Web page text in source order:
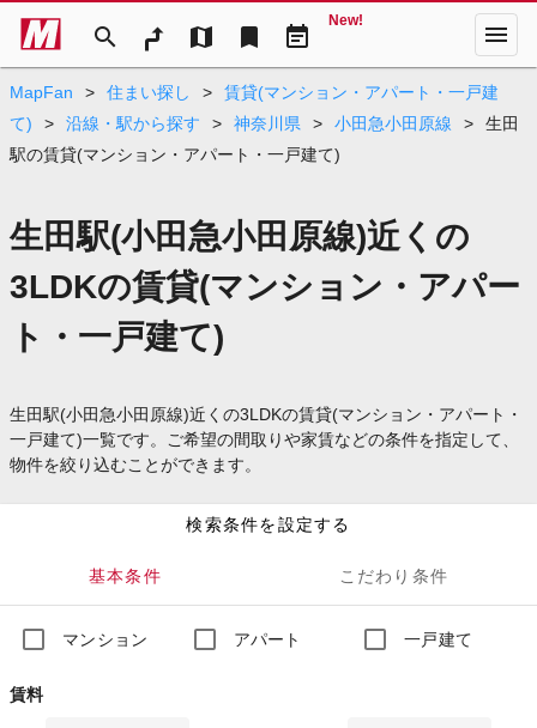
search map bookmark event_note
New! menu
MapFan > 住まい探し >
賃貸(マンション・アパート・一戸建
て)
> 沿線・駅から探す > 神奈川県 > 小田急小田原線 >
生田
駅の賃貸(マンション・アパート・一戸建て)
生田駅(小田急小田原線)近くの
3LDKの賃貸(マンション・アパー
ト・一戸建て)
生田駅(小田急小田原線)近くの3LDKの賃貸(マンション・アパート・
一戸建て)一覧です。ご希望の間取りや家賃などの条件を指定して、
物件を絞り込むことができます。
検索条件を設定する
基本条件 こだわり条件
マンション アパート 一戸建て
賃料